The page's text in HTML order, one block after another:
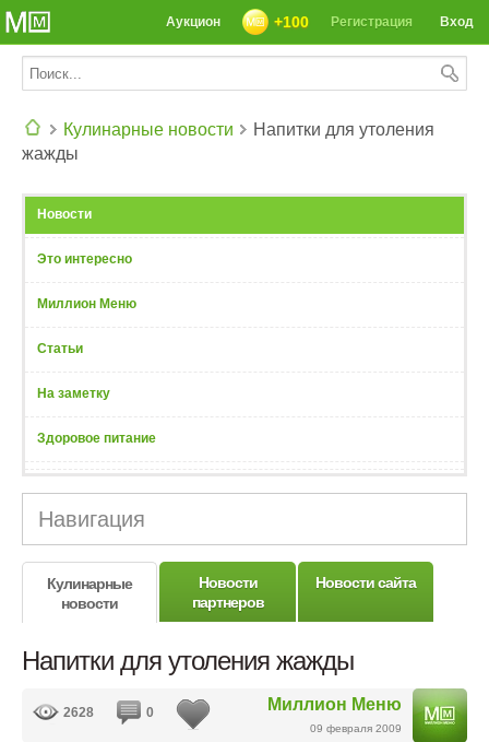
Вход
Регистрация
+100
Аукцион
Кулинарные новости
Напитки для утоления
жажды
Новости
Это интересно
Миллион Меню
Статьи
На заметку
Здоровое питание
Навигация
Кулинарные
новости
Новости
партнеров
Новости сайта
Напитки для утоления жажды
Миллион Меню
09 февраля 2009
2628 0